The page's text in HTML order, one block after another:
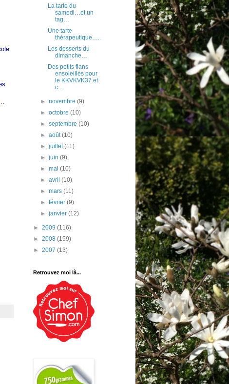
La tarte du
samedi…et un
tag…
Une tarte
thérapeutique…..
Les desserts du
dimanche…
Des petits flans
ensoleillés pour
le KKVKVK37 et
c...
►novembre(9)
►octobre(10)
►septembre(10)
►août(10)
►juillet(11)
►juin(9)
►mai(10)
►avril(10)
►mars(11)
►février(9)
►janvier(12)
► 2009 (116)
► 2008 (159)
► 2007 (13)
Retrouvez moi là...